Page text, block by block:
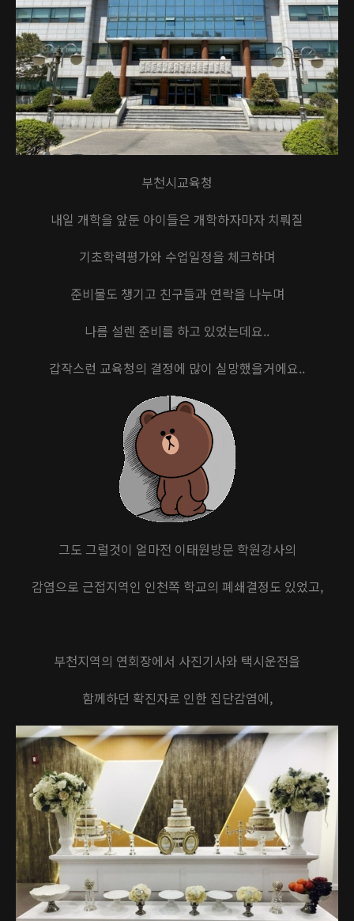
부천시교육청
내일 개학을 앞둔 아이들은 개학하자마자 치뤄질
기초학력평가와 수업일정을 체크하며
준비물도 챙기고 친구들과 연락을 나누며
나름 설렌 준비를 하고 있었는데요..
갑작스런 교육청의 결정에 많이 실망했을거에요..
그도 그럴것이 얼마전 이태원방문 학원강사의
감염으로 근접지역인 인천쪽 학교의 폐쇄결정도 있었고,
부천지역의 연회장에서 사진기사와 택시운전을
함께하던 확진자로 인한 집단감염에,